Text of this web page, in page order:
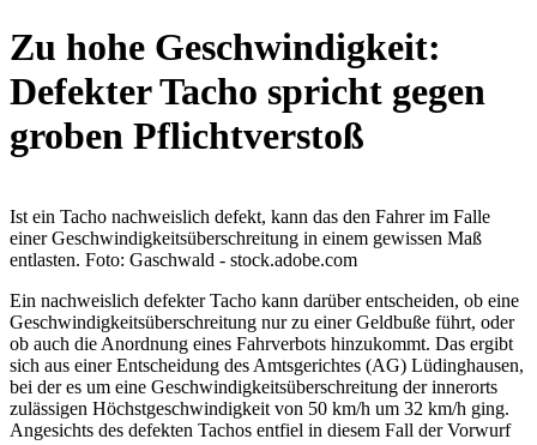
Zu hohe Geschwindigkeit:
Defekter Tacho spricht gegen
groben Pflichtverstoß
Ist ein Tacho nachweislich defekt, kann das den Fahrer im Falle
einer Geschwindigkeitsüberschreitung in einem gewissen Maß
entlasten. Foto: Gaschwald - stock.adobe.com
Ein nachweislich defekter Tacho kann darüber entscheiden, ob eine
Geschwindigkeitsüberschreitung nur zu einer Geldbuße führt, oder
ob auch die Anordnung eines Fahrverbots hinzukommt. Das ergibt
sich aus einer Entscheidung des Amtsgerichtes (AG) Lüdinghausen,
bei der es um eine Geschwindigkeitsüberschreitung der innerorts
zulässigen Höchstgeschwindigkeit von 50 km/h um 32 km/h ging.
Angesichts des defekten Tachos entfiel in diesem Fall der Vorwurf